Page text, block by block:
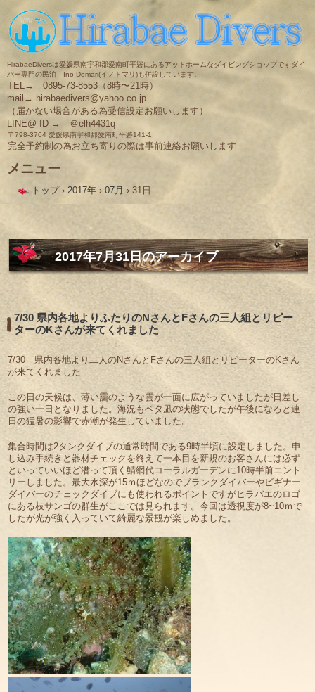
HirabaeDiversは愛媛県南宇和郡愛南町平碆にあるアットホームなダイビングショップですダイ
バー専門の民泊 Ino Domari(イノドマリ)も併設しています。
TEL→ 0895-73-8553（8時〜21時）
mail→ hirabaedivers@yahoo.co.jp
（届かない場合がある為受信設定お願いします）
LINE@ ID → ＠elh4431q
〒798-3704 愛媛県南宇和郡愛南町平碆141-1
完全予約制の為お立ち寄りの際は事前連絡お願いします
メニュー
へ
ス
キ
ッ
プ
トップ › 2017年 › 07月 › 31日
2017年7月31日のアーカイブ
7/30 県内各地よりふたりのNさんとFさんの三人組とリピー
ターのKさんが来てくれました
7/30 県内各地より二人のNさんとFさんの三人組とリピーターのKさん
が来てくれました
この日の天候は、薄い靄のような雲が一面に広がっていましたが日差し
の強い一日となりました。海況もベタ凪の状態でしたが午後になると連
日の猛暑の影響で赤潮が発生していました。
集合時間は2タンクダイブの通常時間である9時半頃に設定しました。申
し込み手続きと器材チェックを終えて一本目を新規のお客さんには必ず
といっていいほど潜って頂く鯖網代コーラルガーデンに10時半前エント
リーしました。最大水深が15ｍほどなのでブランクダイバーやビギナー
ダイバーのチェックダイブにも使われるポイントですがヒラバエのロゴ
にある枝サンゴの群生がここでは見られます。今回は透視度が8~10ｍで
したが光が強く入っていて綺麗な景観が楽しめました。